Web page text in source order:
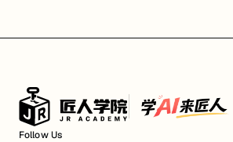
Follow Us